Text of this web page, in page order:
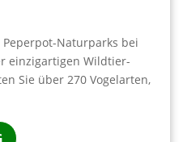
Naturparks bei
einzigartigen Wildtier-
Sie über 270 Vogelarten,